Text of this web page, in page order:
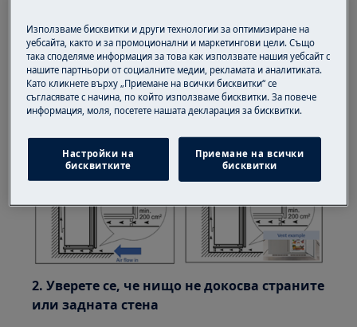
Трябва да се осигури минимум 200 cm2
вентилация както в горната, така и в долната
част на шкафа, за да се осигури правилен
въздушен поток
2. Уверете се, че нищо не докосва страните
или задната стена
Използваме бисквитки и други технологии за оптимизиране на
уебсайта, както и за промоционални и маркетингови цели. Също
така споделяме информация за това как използвате нашия уебсайт с
нашите партньори от социалните медии, рекламата и аналитиката.
Като кликнете върху „Приемане на всички бисквитки“ се
съгласявате с начина, по който използваме бисквитки. За повече
информация, моля, посетете нашата декларация за бисквитки.
Настройки на
бисквитките
Приемане на всички
бисквитки